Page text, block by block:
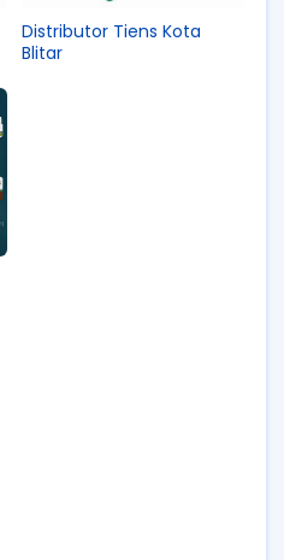
Distributor Tiens Kota
Blitar